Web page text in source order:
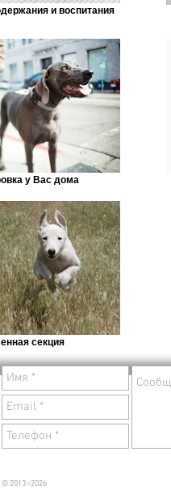
и воспитания
у Вас дома
секция
© 2013 -2026